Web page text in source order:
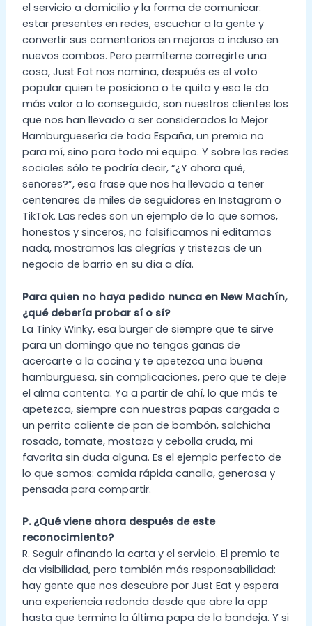
el servicio a domicilio y la forma de comunicar:
estar presentes en redes, escuchar a la gente y
convertir sus comentarios en mejoras o incluso en
nuevos combos. Pero permíteme corregirte una
cosa, Just Eat nos nomina, después es el voto
popular quien te posiciona o te quita y eso le da
más valor a lo conseguido, son nuestros clientes los
que nos han llevado a ser considerados la Mejor
Hamburguesería de toda España, un premio no
para mí, sino para todo mi equipo. Y sobre las redes
sociales sólo te podría decir, “¿Y ahora qué,
señores?”, esa frase que nos ha llevado a tener
centenares de miles de seguidores en Instagram o
TikTok. Las redes son un ejemplo de lo que somos,
honestos y sinceros, no falsificamos ni editamos
nada, mostramos las alegrías y tristezas de un
negocio de barrio en su día a día.
Para quien no haya pedido nunca en New Machín,
¿qué debería probar sí o sí?
La Tinky Winky, esa burger de siempre que te sirve
para un domingo que no tengas ganas de
acercarte a la cocina y te apetezca una buena
hamburguesa, sin complicaciones, pero que te deje
el alma contenta. Ya a partir de ahí, lo que más te
apetezca, siempre con nuestras papas cargada o
un perrito caliente de pan de bombón, salchicha
rosada, tomate, mostaza y cebolla cruda, mi
favorita sin duda alguna. Es el ejemplo perfecto de
lo que somos: comida rápida canalla, generosa y
pensada para compartir.
P. ¿Qué viene ahora después de este
reconocimiento?
R. Seguir afinando la carta y el servicio. El premio te
da visibilidad, pero también más responsabilidad:
hay gente que nos descubre por Just Eat y espera
una experiencia redonda desde que abre la app
hasta que termina la última papa de la bandeja. Y si